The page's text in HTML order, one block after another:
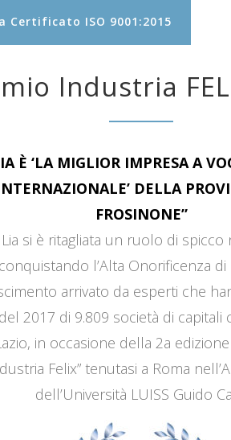
Certificato ISO 9001:2015
Industria
È ‘LA MIGLIOR IMPRESA A
DELLA
FROSINONE”
Lia si è ritagliata un ruolo di
conquistando l’Alta Onorificenza di
arrivato da esperti che
2017 di 9.809 società di capitali
in occasione della 2a
Felix” tenutasi a Roma
dell’Università LUISS Guido